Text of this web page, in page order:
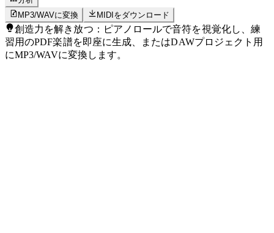
視覚化
分析
MP3/WAVに変換
MIDIをダウンロード
創造力を解き放つ：ピアノロールで音符を視覚化し、練